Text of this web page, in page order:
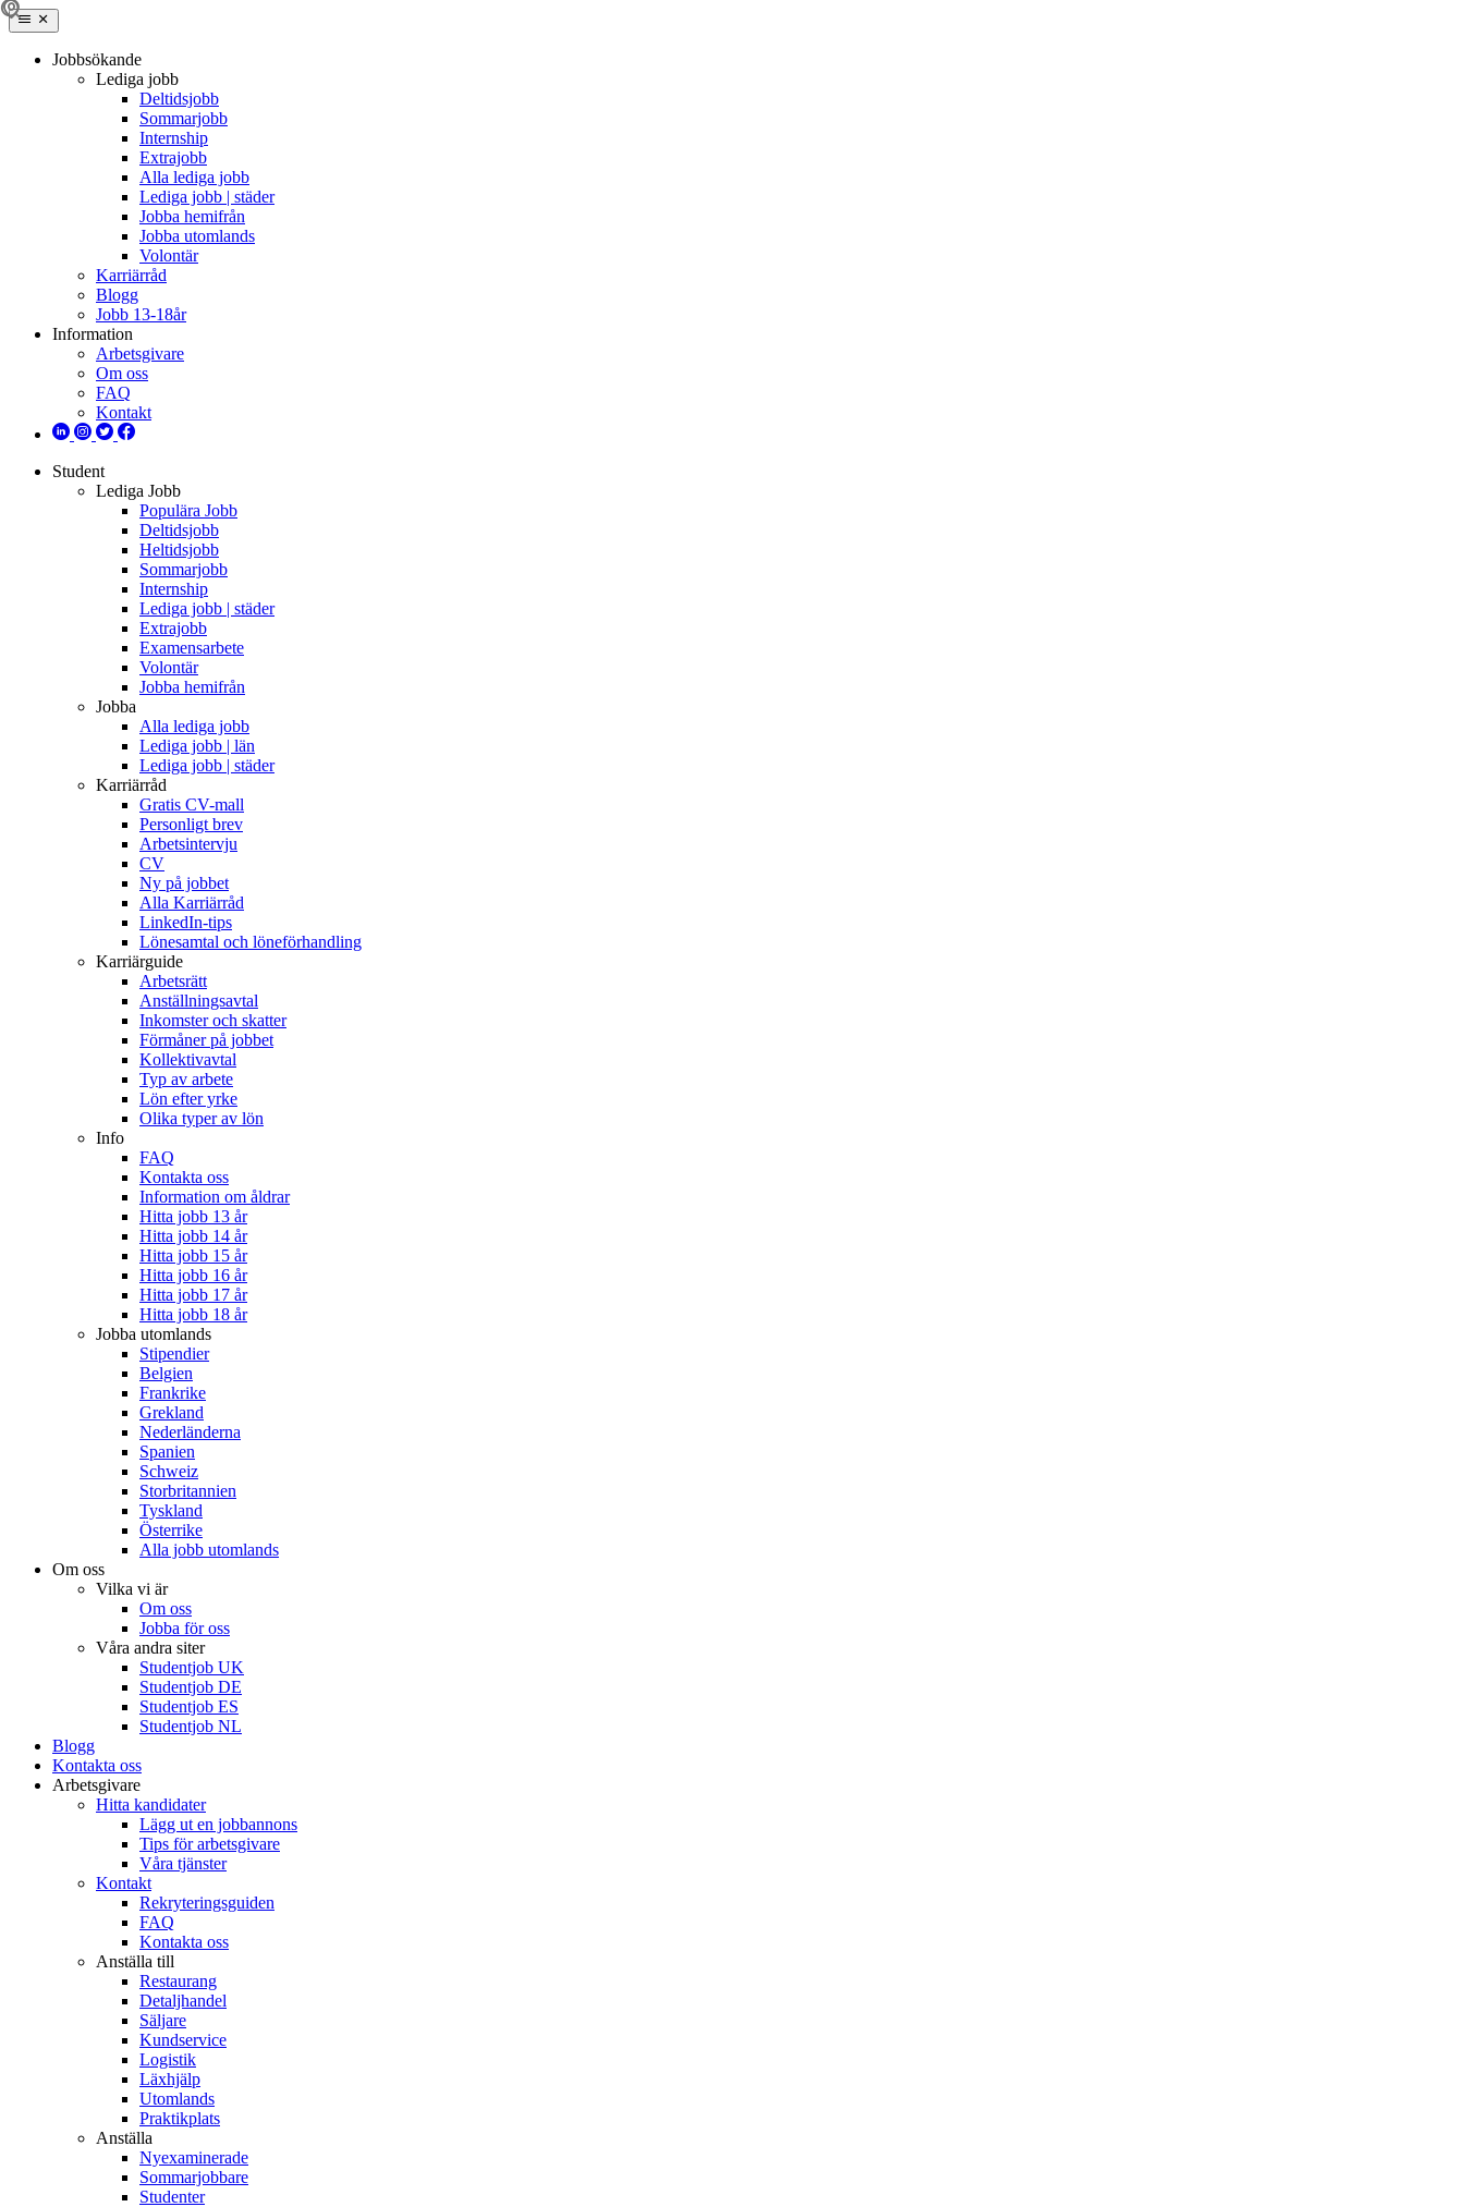
Jobbsökande
Lediga jobb
Deltidsjobb
Sommarjobb
Internship
Extrajobb
Alla lediga jobb
Lediga jobb | städer
Jobba hemifrån
Jobba utomlands
Volontär
Karriärråd
Blogg
Jobb 13-18år
Information
Arbetsgivare
Om oss
FAQ
Kontakt
Student
Lediga Jobb
Populära Jobb
Deltidsjobb
Heltidsjobb
Sommarjobb
Internship
Lediga jobb | städer
Extrajobb
Examensarbete
Volontär
Jobba hemifrån
Jobba
Alla lediga jobb
Lediga jobb | län
Lediga jobb | städer
Karriärråd
Gratis CV-mall
Personligt brev
Arbetsintervju
CV
Ny på jobbet
Alla Karriärråd
LinkedIn-tips
Lönesamtal och löneförhandling
Karriärguide
Arbetsrätt
Anställningsavtal
Inkomster och skatter
Förmåner på jobbet
Kollektivavtal
Typ av arbete
Lön efter yrke
Olika typer av lön
Info
FAQ
Kontakta oss
Information om åldrar
Hitta jobb 13 år
Hitta jobb 14 år
Hitta jobb 15 år
Hitta jobb 16 år
Hitta jobb 17 år
Hitta jobb 18 år
Jobba utomlands
Stipendier
Belgien
Frankrike
Grekland
Nederländerna
Spanien
Schweiz
Storbritannien
Tyskland
Österrike
Alla jobb utomlands
Om oss
Vilka vi är
Om oss
Jobba för oss
Våra andra siter
Studentjob UK
Studentjob DE
Studentjob ES
Studentjob NL
Blogg
Kontakta oss
Arbetsgivare
Hitta kandidater
Lägg ut en jobbannons
Tips för arbetsgivare
Våra tjänster
Kontakt
Rekryteringsguiden
FAQ
Kontakta oss
Anställa till
Restaurang
Detaljhandel
Säljare
Kundservice
Logistik
Läxhjälp
Utomlands
Praktikplats
Anställa
Nyexaminerade
Sommarjobbare
Studenter